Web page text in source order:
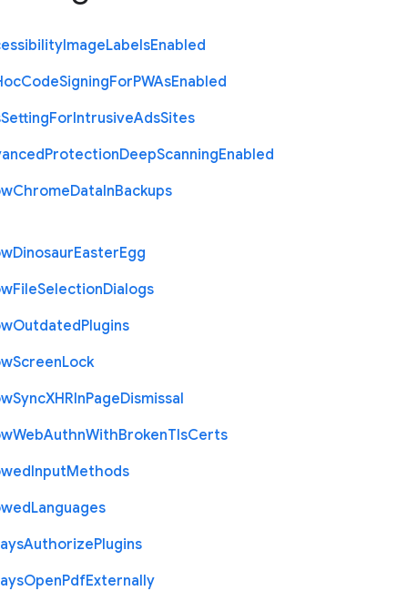
ImageLabelsEnabled
CodeSigningForPWAsEnabled
SettingForIntrusiveAdsSites
ProtectionDeepScanningEnabled
ChromeDataInBackups
DinosaurEasterEgg
FileSelectionDialogs
OutdatedPlugins
ScreenLock
SyncXHRInPageDismissal
WebAuthnWithBrokenTlsCerts
InputMethods
Languages
AuthorizePlugins
OpenPdfExternally